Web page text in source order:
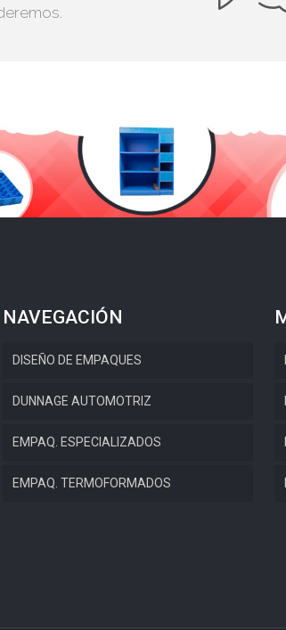
NAVEGACIÓN
DISEÑO DE EMPAQUES
DUNNAGE AUTOMOTRIZ
EMPAQ. ESPECIALIZADOS
EMPAQ. TERMOFORMADOS